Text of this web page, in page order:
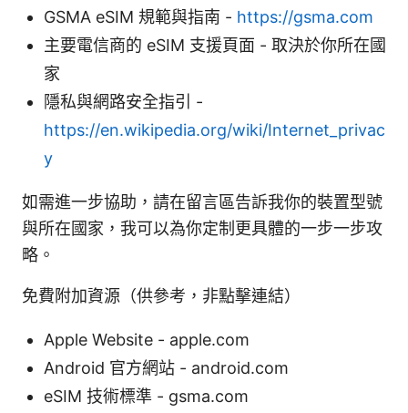
GSMA eSIM 規範與指南 - https://gsma.com
主要電信商的 eSIM 支援頁面 - 取決於你所在國
家
隱私與網路安全指引 -
https://en.wikipedia.org/wiki/Internet_privac
y
如需進一步協助，請在留言區告訴我你的裝置型號
與所在國家，我可以為你定制更具體的一步一步攻
略。
免費附加資源（供參考，非點擊連結）
Apple Website - apple.com
Android 官方網站 - android.com
eSIM 技術標準 - gsma.com